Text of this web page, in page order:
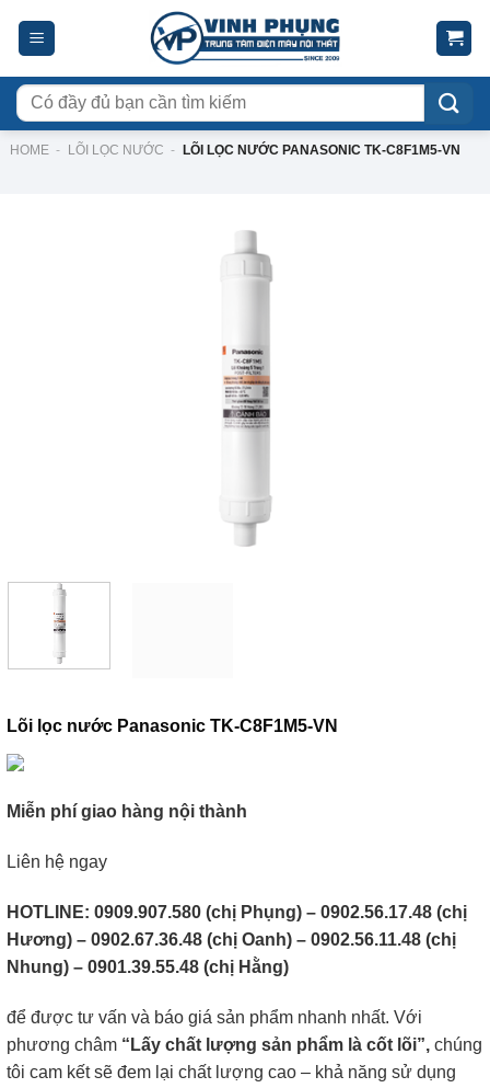
Tìm
kiếm:
HOME - LÕI LỌC NƯỚC - LÕI LỌC NƯỚC PANASONIC TK-C8F1M5-VN
Lõi lọc nước Panasonic TK-C8F1M5-VN
Miễn phí giao hàng nội thành
Liên hệ ngay
HOTLINE: 0909.907.580 (chị Phụng) – 0902.56.17.48 (chị
Hương) – 0902.67.36.48 (chị Oanh) – 0902.56.11.48 (chị
Nhung) – 0901.39.55.48 (chị Hằng)
để được tư vấn và báo giá sản phẩm nhanh nhất. Với
phương châm “Lấy chất lượng sản phẩm là cốt lõi”, chúng
tôi cam kết sẽ đem lại chất lượng cao – khả năng sử dụng